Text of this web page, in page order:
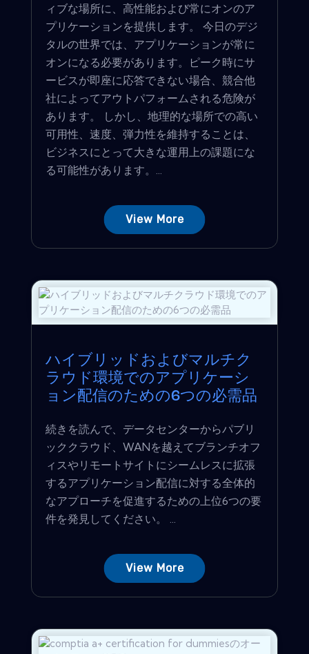
ィブな場所に、高性能および常にオンのア
プリケーションを提供します。 今日のデジ
タルの世界では、アプリケーションが常に
オンになる必要があります。ピーク時にサ
ービスが即座に応答できない場合、競合他
社によってアウトパフォームされる危険が
あります。 しかし、地理的な場所での高い
可用性、速度、弾力性を維持することは、
ビジネスにとって大きな運用上の課題にな
る可能性があります。...
View More
ハイブリッドおよびマルチク
ラウド環境でのアプリケーシ
ョン配信のための6つの必需品
続きを読んで、データセンターからパブリ
ッククラウド、WANを越えてブランチオフ
ィスやリモートサイトにシームレスに拡張
するアプリケーション配信に対する全体的
なアプローチを促進するための上位6つの要
件を発見してください。 ...
View More